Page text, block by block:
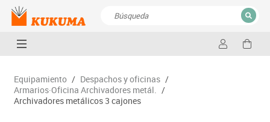
CERRAR
Equipamiento / Despachos y oficinas /
Armarios·Oficina Archivadores metál.
/
Archivadores metálicos 3 cajones